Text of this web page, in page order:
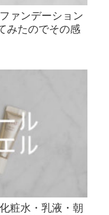
ァンデーション
みたのでその感
粧水・乳液・朝